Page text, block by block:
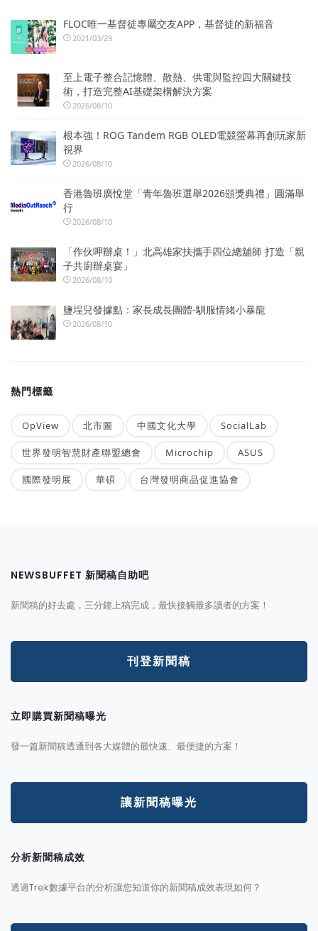
FLOC唯一基督徒專屬交友APP，基督徒的新福音
2021/03/29
至上電子整合記憶體、散熱、供電與監控四大關鍵技
術，打造完整AI基礎架構解決方案
2026/08/10
根本強！ROG Tandem RGB OLED電競螢幕再創玩家新
視界
2026/08/10
香港魯班廣悅堂「青年魯班選舉2026頒獎典禮」圓滿舉
行
2026/08/10
「作伙呷辦桌！」北高雄家扶攜手四位總舖師 打造「親
子共廚辦桌宴」
2026/08/10
鹽埕兒發據點：家長成長團體-馴服情緒小暴龍
2026/08/10
熱門標籤
OpView 北市圖 中國文化大學 SocialLab
世界發明智慧財產聯盟總會 Microchip ASUS
國際發明展 華碩 台灣發明商品促進協會
NEWSBUFFET 新聞稿自助吧
新聞稿的好去處，三分鐘上稿完成，最快接觸最多讀者的方案！
刊登新聞稿
立即購買新聞稿曝光
發一篇新聞稿透通到各大媒體的最快速、最便捷的方案！
讓新聞稿曝光
分析新聞稿成效
透過Trek數據平台的分析讓您知道你的新聞稿成效表現如何？